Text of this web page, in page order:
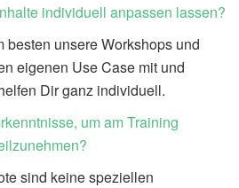
individuell anpassen lassen?
besten unsere Workshops und
eigenen Use Case mit und
Dir ganz individuell.
um am Training
sind keine speziellen